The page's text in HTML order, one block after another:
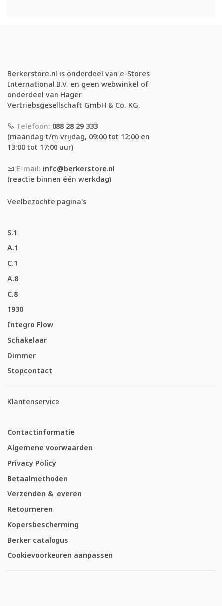
Berkerstore.nl is onderdeel van e-Stores
International B.V. en geen webwinkel of
onderdeel van Hager
Vertriebsgesellschaft GmbH & Co. KG.
Telefoon: 088 28 29 333
(maandag t/m vrijdag, 09:00 tot 12:00 en
13:00 tot 17:00 uur)
E-mail: info@berkerstore.nl
(reactie binnen één werkdag)
Veelbezochte pagina's
S.1
A.1
C.1
A.8
C.8
1930
Integro Flow
Schakelaar
Dimmer
Stopcontact
Klantenservice
Contactinformatie
Algemene voorwaarden
Privacy Policy
Betaalmethoden
Verzenden & leveren
Retourneren
Kopersbescherming
Berker catalogus
Cookievoorkeuren aanpassen